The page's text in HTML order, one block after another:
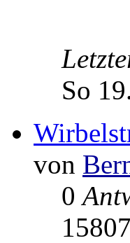
So
von
0
15807